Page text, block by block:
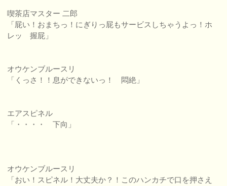
喫茶店マスター 二郎
「屁い！おまちっ！にぎりっ屁もサービスしちゃうよっ！ホ
レッ 握屁」
オウケンブルースリ
「くっさ！！息ができないっ！ 悶絶」
エアスピネル
「・・・・ 下向」
オウケンブルースリ
「おい！スピネル！大丈夫か？！このハンカチで口を押さえ